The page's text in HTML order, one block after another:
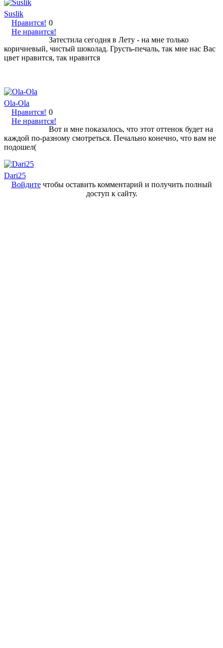
Suslik
Нравится!
Не нравится!
0
Затестила сегодня в Лету - на мне только
коричневый, чистый шоколад. Грусть-печаль, так мне нас Вас
цвет нравится, так нравится
Ola-Ola
Нравится!
Не нравится!
0
Вот и мне показалось, что этот оттенок будет на
каждой по-разному смотреться. Печально конечно, что вам не
подошел(
Dari25
Войдитечтобы оставить комментарий и получить полный
доступ к сайту.